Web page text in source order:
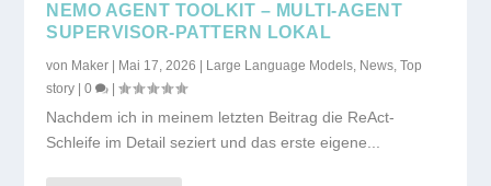
NEMO AGENT TOOLKIT – MULTI-AGENT
SUPERVISOR-PATTERN LOKAL
von Maker Mai 17, 2026 Large Language Models, News,Top
story |0 |
Nachdem ich in meinem letzten Beitrag die ReAct-
Schleife im Detail seziert und das erste eigene...